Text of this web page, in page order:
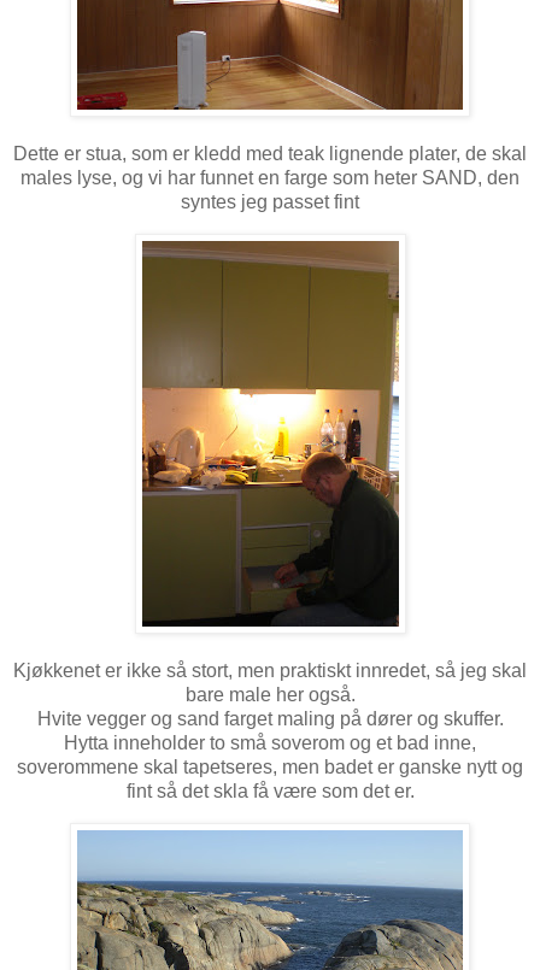
Dette er stua, som er kledd med teak lignende plater, de skal
males lyse, og vi har funnet en farge som heter SAND, den
syntes jeg passet fint
Kjøkkenet er ikke så stort, men praktiskt innredet, så jeg skal
bare male her også.
Hvite vegger og sand farget maling på dører og skuffer.
Hytta inneholder to små soverom og et bad inne,
soverommene skal tapetseres, men badet er ganske nytt og
fint så det skla få være som det er.